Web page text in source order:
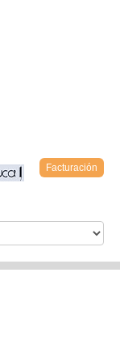
Facturación